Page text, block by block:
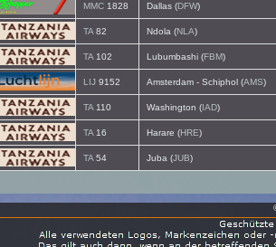
MMC 1828 Dallas (DFW)
TA 82 Ndola (NLA)
TA 102 Lubumbashi (FBM)
LIJ 9152 Amsterdam - Schiphol (AMS)
TA 110 Washington (IAD)
TA 16 Harare (HRE)
TA 54 Juba (JUB)